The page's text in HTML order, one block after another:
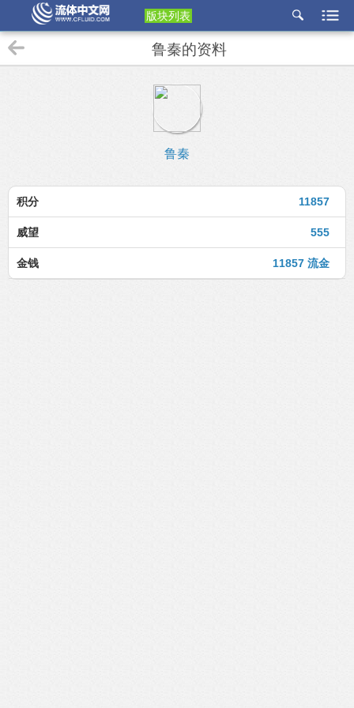
版块列表
etu
鲁秦的资料
鲁秦
11857
积分
555
威望
11857 流金
金钱